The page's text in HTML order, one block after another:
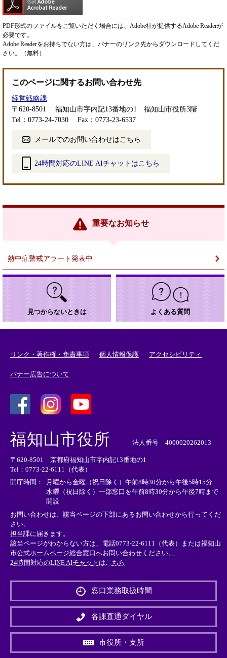
PDF形式のファイルをご覧いただく場合には、Adobe社が提供するAdobe Readerが
必要です。
Adobe Readerをお持ちでない方は、バナーのリンク先からダウンロードしてくだ
さい。（無料）
このページに関するお問い合わせ先
経営戦略課
〒620-8501
福知山市字内記13番地の1 福知山市役所3階
Tel：0773-24-7030
Fax：0773-23-6537
メールでのお問い合わせはこちら
24時間対応のLINE AIチャットはこちら
リ
重要なお知らせ
熱中症警戒アラート発表中
見つからないときは よくある質問
リンク・著作権・免責事項 個人情報保護 アクセシビリティ
バナー広告について
外
部
リ
ン
ク
＞
外
リ
ン
ク
＞
外
部
ン
ク
＞
福知山市役所 法人番号 4000020262013
〒620-8501 京都府福知山市字内記13番地の1
Tel：0773-22-6111（代表）
開庁時間：
月曜から金曜（祝日除く）午前8時30分から午後5時15分
水曜（祝日除く）一部窓口を午前8時30分から午後7時まで
開設
お問い合わせは、該当ページの下部にあるお問い合わせから行ってくだ
さい。
担当課に届きます。
該当ページがわからない方は、電話0773-22-6111（代表）または福知山
市公式ホームページ総合窓口へお問い合わせください。
24時間対応のLINE AIチャットはこちら
外
リ
ン
＞
窓口業務取扱時間
各課直通ダイヤル
市役所・支所